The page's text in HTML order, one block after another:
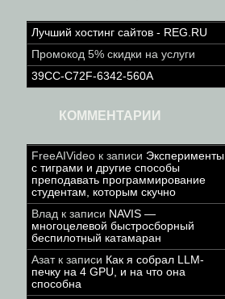
Лучший хостинг сайтов - REG.RU
Промокод 5% скидки на услуги
39CC-C72F-6342-560A
КОММЕНТАРИИ
FreeAIVideo к записи Эксперименты
с тиграми и другие способы
преподавать программирование
студентам, которым скучно
Влад к записи NAVIS —
многоцелевой быстросборный
беспилотный катамаран
Азатк записи Как я собрал LLM-
печку на 4 GPU, и на что она
способна